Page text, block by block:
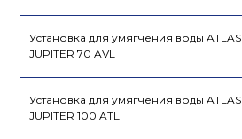
Установка для умягчения воды ATLAS
JUPITER 70 AVL
Установка для умягчения воды ATLAS
JUPITER 100 ATL